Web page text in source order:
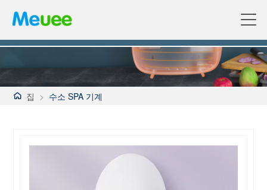
집 > 수소 SPA 기계